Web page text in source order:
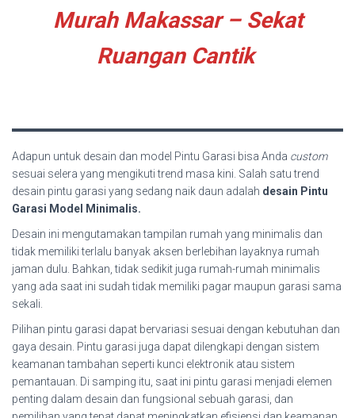
Murah Makassar – Sekat
Ruangan Cantik
Adapun untuk desain dan model Pintu Garasi bisa Anda custom
sesuai selera yang mengikuti trend masa kini. Salah satu trend
desain pintu garasi yang sedang naik daun adalah desain Pintu
Garasi Model Minimalis.
Desain ini mengutamakan tampilan rumah yang minimalis dan
tidak memiliki terlalu banyak aksen berlebihan layaknya rumah
jaman dulu. Bahkan, tidak sedikit juga rumah-rumah minimalis
yang ada saat ini sudah tidak memiliki pagar maupun garasi sama
sekali.
Pilihan pintu garasi dapat bervariasi sesuai dengan kebutuhan dan
gaya desain. Pintu garasi juga dapat dilengkapi dengan sistem
keamanan tambahan seperti kunci elektronik atau sistem
pemantauan. Di samping itu, saat ini pintu garasi menjadi elemen
penting dalam desain dan fungsional sebuah garasi, dan